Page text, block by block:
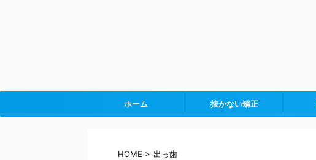
ホーム 抜かない矯正
HOME > 出っ歯